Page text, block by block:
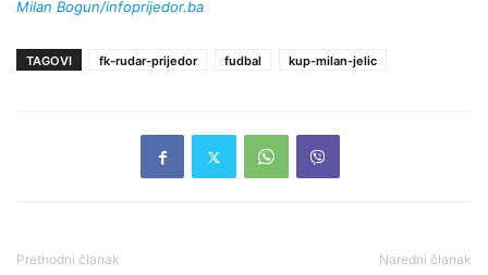
Milan Bogun/infoprijedor.ba
TAGOVI fk-rudar-prijedor fudbal kup-milan-jelic
Prethodni članak Naredni članak